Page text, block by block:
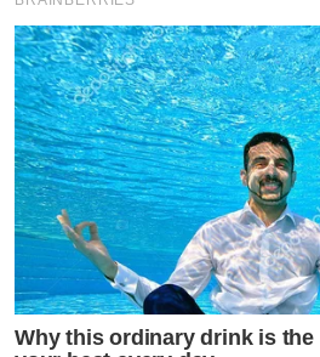
Why this ordinary drink is